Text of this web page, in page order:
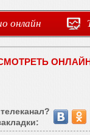
онлайн
СМОТРЕТЬ